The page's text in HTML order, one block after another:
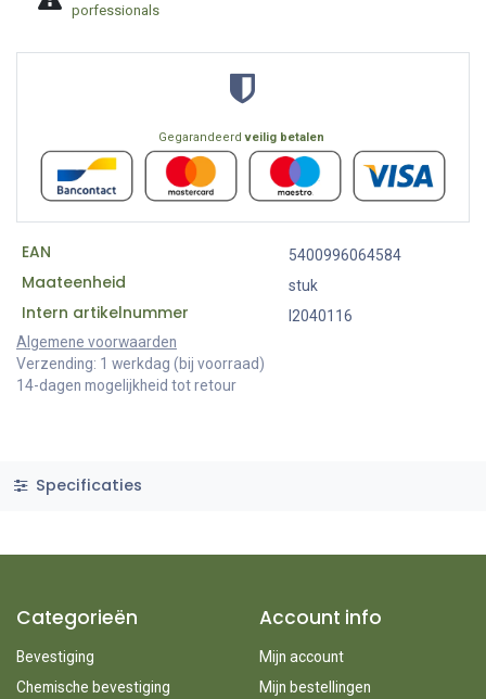
porfessionals
Gegarandeerdveilig betalen
EAN 5400996064584
Maateenheid stuk
Intern artikelnummer
I2040116
Algemene voorwaarden
Verzending: 1 werkdag (bij voorraad)
14-dagen mogelijkheid tot retour
Specificaties
Categorieën
Bevestiging
Chemische bevestiging
Account info
Mijn account
Mijn bestellingen